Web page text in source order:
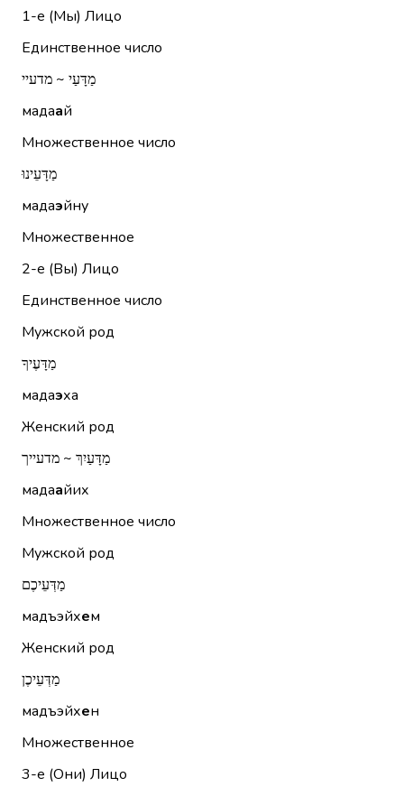
1-е (Мы) Лицо
Единственное число
מַדָּעַי ~ מדעיי
мадаай
Множественное число
מַדָּעֵינוּ
мадаэйну
Множественное
2-е (Вы) Лицо
Единственное число
Мужской род
מַדָּעֶיךָ
мадаэха
Женский род
מַדָּעַיִךְ ~ מדעייך
мадаайих
Множественное число
Мужской род
מַדְּעֵיכֶם
мадъэйхем
Женский род
מַדְּעֵיכֶן
мадъэйхен
Множественное
3-е (Они) Лицо